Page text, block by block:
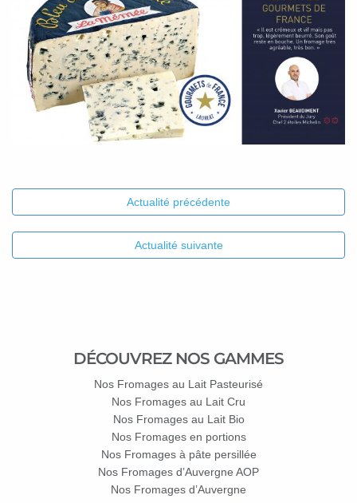
Actualité précédente
Actualité suivante
DÉCOUVREZ NOS GAMMES
Nos Fromages au Lait Pasteurisé
Nos Fromages au Lait Cru
Nos Fromages au Lait Bio
Nos Fromages en portions
Nos Fromages à pâte persillée
Nos Fromages d’Auvergne AOP
Nos Fromages d’Auvergne